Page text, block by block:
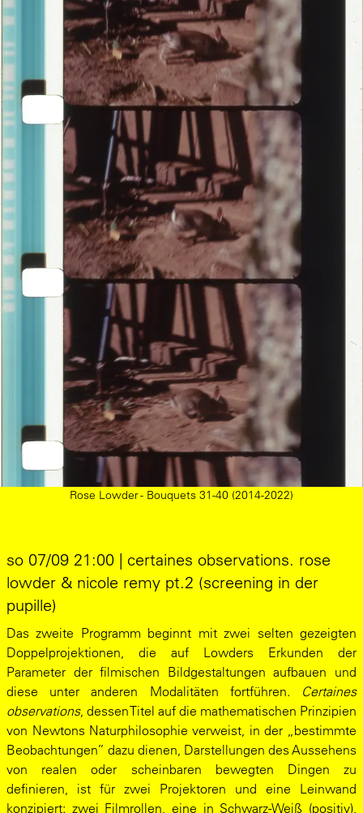
Rose Lowder - Bouquets 31-40 (2014-2022)
so 07/09 21:00 | certaines observations. rose
lowder & nicole remy pt.2 (screening in der
pupille)
Das zweite Programm beginnt mit zwei selten gezeigten
Doppelprojektionen, die auf Lowders Erkunden der
Parameter der filmischen Bildgestaltungen aufbauen und
diese unter anderen Modalitäten fortführen. Certaines
observations, dessen Titel auf die mathematischen Prinzipien
von Newtons Naturphilosophie verweist, in der „bestimmte
Beobachtungen” dazu dienen, Darstellungen des Aussehens
von realen oder scheinbaren bewegten Dingen zu
definieren, ist für zwei Projektoren und eine Leinwand
konzipiert: zwei Filmrollen, eine in Schwarz-Weiß (positiv),